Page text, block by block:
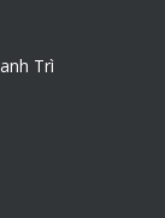
Trì